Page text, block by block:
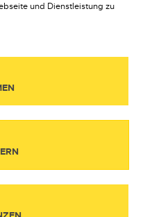
und Dienstleistung zu